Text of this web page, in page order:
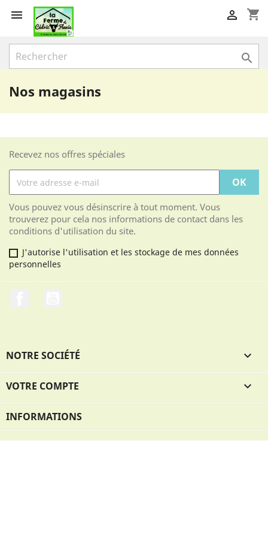
 shopping_cart


Nos magasins
Recevez nos offres spéciales
Vous pouvez vous désinscrire à tout moment. Vous
trouverez pour cela nos informations de contact dans les
conditions d'utilisation du site.
J'autorise l'utilisation et les stockage de mes données
personnelles
NOTRE SOCIÉTÉ 
VOTRE COMPTE 
INFORMATIONS